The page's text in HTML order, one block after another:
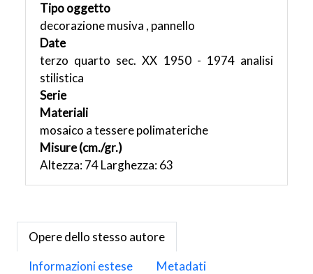
Tipo oggetto
decorazione musiva , pannello
Date
terzo quarto sec. XX 1950 - 1974 analisi
stilistica
Serie
Materiali
mosaico a tessere polimateriche
Misure (cm./gr.)
Altezza: 74 Larghezza: 63
Opere dello stesso autore
Informazioni estese
Metadati